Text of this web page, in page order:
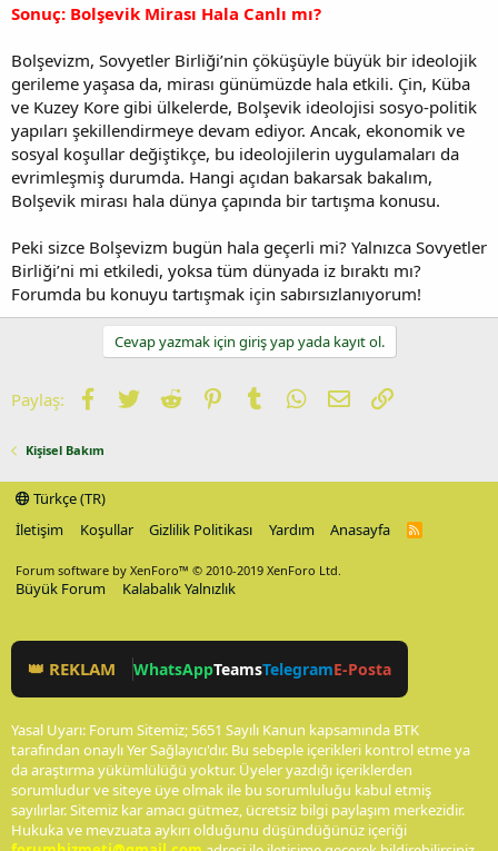
Sonuç: Bolşevik Mirası Hala Canlı mı?
Bolşevizm, Sovyetler Birliği’nin çöküşüyle büyük bir ideolojik
gerileme yaşasa da, mirası günümüzde hala etkili. Çin, Küba
ve Kuzey Kore gibi ülkelerde, Bolşevik ideolojisi sosyo-politik
yapıları şekillendirmeye devam ediyor. Ancak, ekonomik ve
sosyal koşullar değiştikçe, bu ideolojilerin uygulamaları da
evrimleşmiş durumda. Hangi açıdan bakarsak bakalım,
Bolşevik mirası hala dünya çapında bir tartışma konusu.
Peki sizce Bolşevizm bugün hala geçerli mi? Yalnızca Sovyetler
Birliği’ni mi etkiledi, yoksa tüm dünyada iz bıraktı mı?
Forumda bu konuyu tartışmak için sabırsızlanıyorum!
Cevap yazmak için giriş yap yada kayıt ol.
Paylaş: Facebook
TwitterReddit PinterestTumblrWhatsApp
E-postaLink
Kişisel Bakım
Türkçe (TR)
İletişim
Koşullar Gizlilik Politikası Yardım Anasayfa
R
Forum software by XenForo™ © 2010-2019 XenForo Ltd.
Büyük Forum Kalabalık Yalnızlık
👑 REKLAM WhatsAppTeamsTelegramE-Posta
Yasal Uyarı: Forum Sitemiz; 5651 Sayılı Kanun kapsamında BTK
tarafından onaylı Yer Sağlayıcı'dır. Bu sebeple içerikleri kontrol etme ya
da araştırma yükümlülüğü yoktur. Üyeler yazdığı içeriklerden
sorumludur ve siteye üye olmak ile bu sorumluluğu kabul etmiş
sayılırlar. Sitemiz kar amacı gütmez, ücretsiz bilgi paylaşım merkezidir.
Hukuka ve mevzuata aykırı olduğunu düşündüğünüz içeriği